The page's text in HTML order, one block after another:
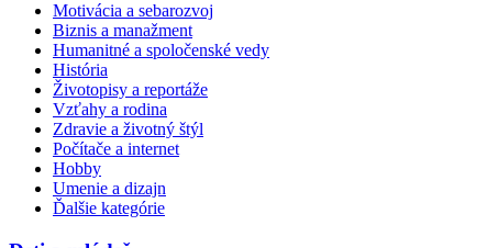
Motivácia a sebarozvoj
Biznis a manažment
Humanitné a spoločenské vedy
História
Životopisy a reportáže
Vzťahy a rodina
Zdravie a životný štýl
Počítače a internet
Hobby
Umenie a dizajn
Ďalšie kategórie